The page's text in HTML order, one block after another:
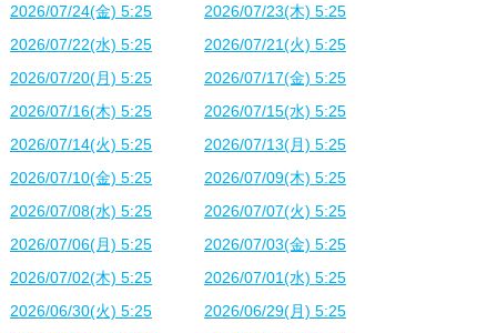
2026/07/24(金) 5:25
2026/07/23(木) 5:25
2026/07/22(水) 5:25
2026/07/21(火) 5:25
2026/07/20(月) 5:25
2026/07/17(金) 5:25
2026/07/16(木) 5:25
2026/07/15(水) 5:25
2026/07/14(火) 5:25
2026/07/13(月) 5:25
2026/07/10(金) 5:25
2026/07/09(木) 5:25
2026/07/08(水) 5:25
2026/07/07(火) 5:25
2026/07/06(月) 5:25
2026/07/03(金) 5:25
2026/07/02(木) 5:25
2026/07/01(水) 5:25
2026/06/30(火) 5:25
2026/06/29(月) 5:25